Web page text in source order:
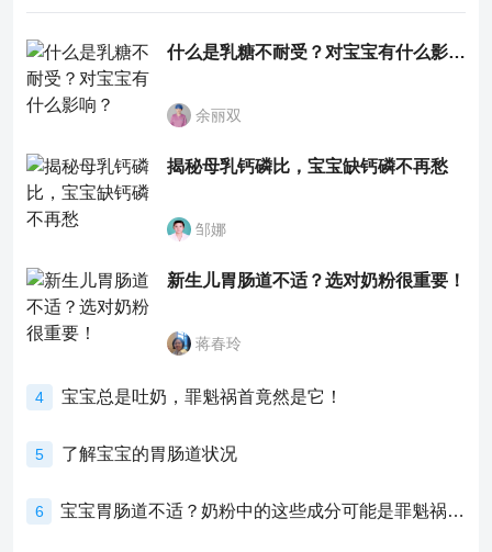
什么是乳糖不耐受？对宝宝有什么影响？
余丽双
揭秘母乳钙磷比，宝宝缺钙磷不再愁
邹娜
新生儿胃肠道不适？选对奶粉很重要！
蒋春玲
4 宝宝总是吐奶，罪魁祸首竟然是它！
5 了解宝宝的胃肠道状况
6 宝宝胃肠道不适？奶粉中的这些成分可能是罪魁祸首！